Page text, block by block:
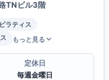
TNビル3階
ラティス
もっと見る
定休日
毎週金曜日